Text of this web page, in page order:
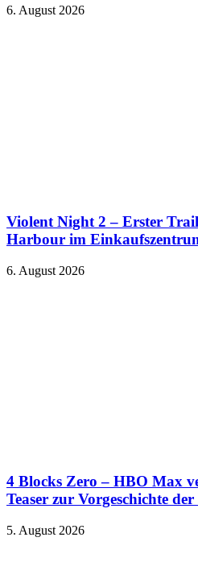
6. August 2026
Violent Night 2 – Erster
Harbour im
6. August 2026
4 Blocks Zero – HBO Max
Teaser zur Vorgeschichte
5. August 2026